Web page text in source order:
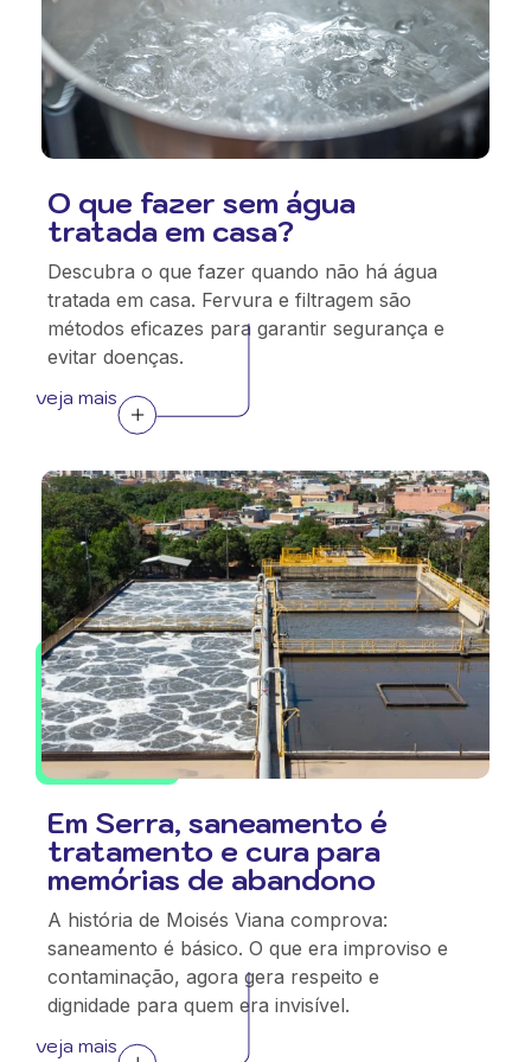
O que fazer sem água
tratada em casa?
Descubra o que fazer quando não há água
tratada em casa. Fervura e filtragem são
métodos eficazes para garantir segurança e
evitar doenças.
veja mais
Em Serra, saneamento é
tratamento e cura para
memórias de abandono
A história de Moisés Viana comprova:
saneamento é básico. O que era improviso e
contaminação, agora gera respeito e
dignidade para quem era invisível.
veja mais